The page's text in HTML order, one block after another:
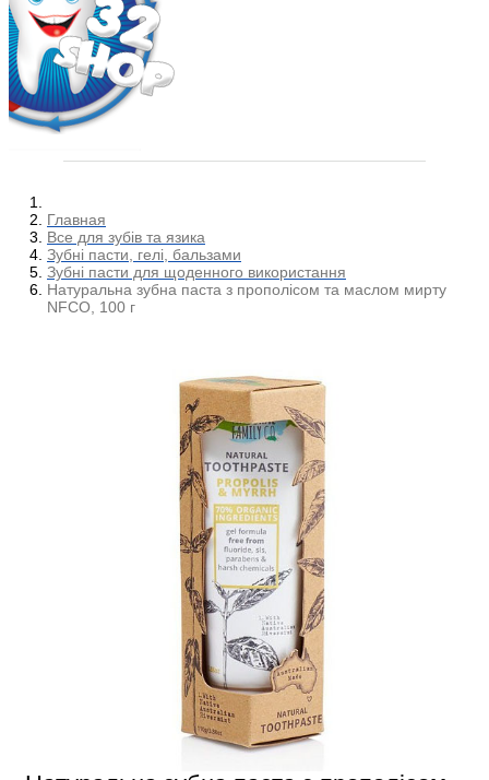
Главная
Все для зубів та язика
Зубні пасти, гелі, бальзами
Зубні пасти для щоденного використання
Натуральна зубна паста з прополісом та маслом мирту
NFCO, 100 г